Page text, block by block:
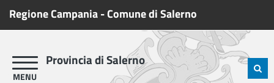
Regione Campania-Comune di Salerno
Provincia di Salerno